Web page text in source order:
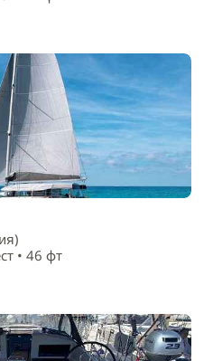
• 46 фт